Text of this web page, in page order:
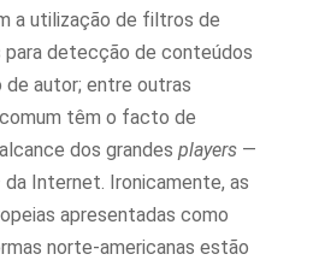
a utilização de filtros de
detecção de conteúdos
autor; entre outras
têm o facto de
dos grandes players —
Internet. Ironicamente, as
apresentadas como
norte-americanas estão